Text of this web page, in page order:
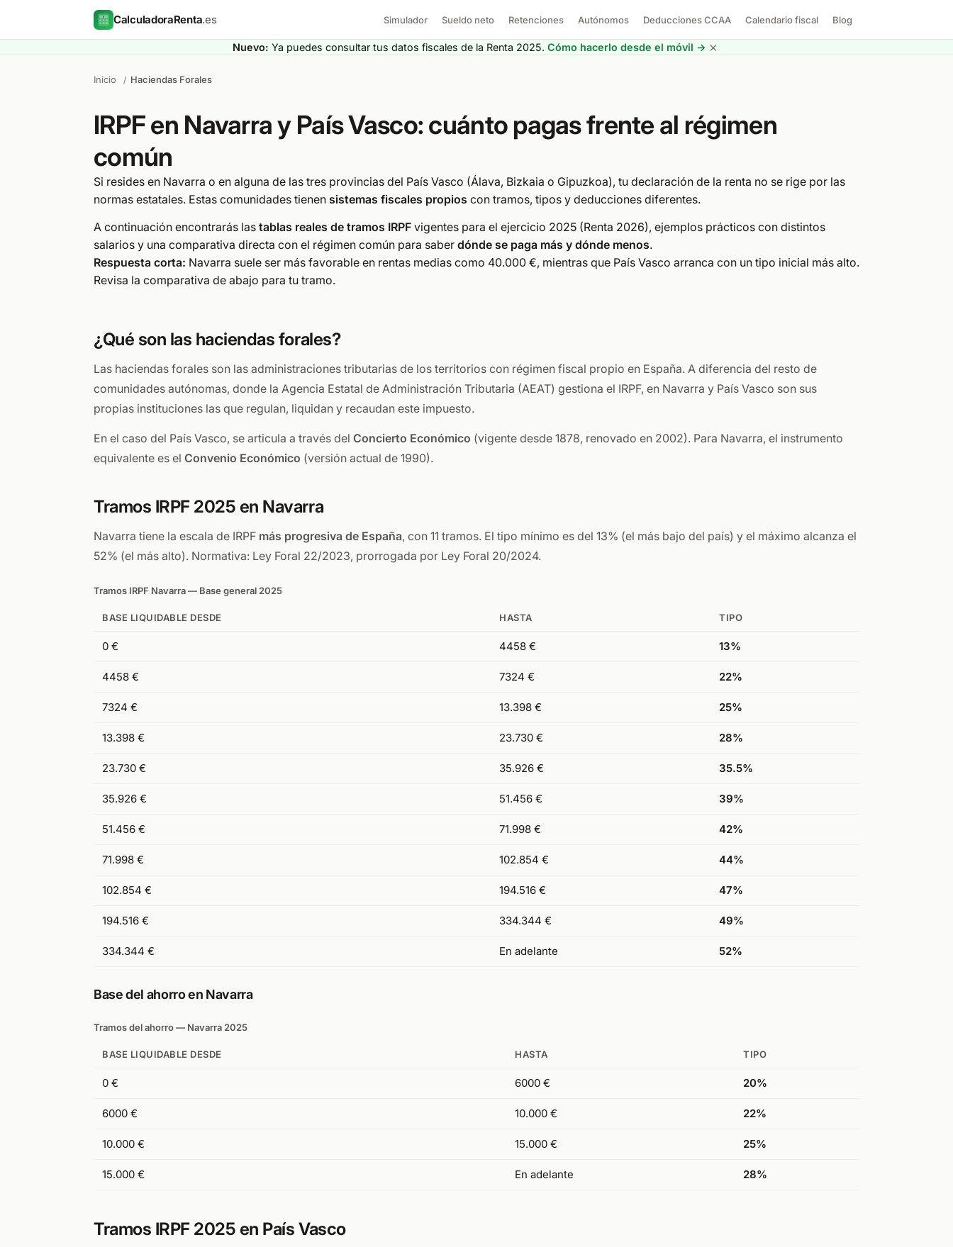
CalculadoraRenta.es Simulador Sueldo neto Retenciones Autónomos Deducciones CCAA Calendario fiscal Blog
Nuevo: Ya puedes consultar tus datos fiscales de la Renta 2025. Cómo hacerlo desde el móvil → ×
Inicio / Haciendas Forales
IRPF en Navarra y País Vasco: cuánto pagas frente al régimen
común
Si resides en Navarra o en alguna de las tres provincias del País Vasco (Álava, Bizkaia o Gipuzkoa), tu declaración de la renta no se rige por las
normas estatales. Estas comunidades tienen sistemas fiscales propios con tramos, tipos y deducciones diferentes.
A continuación encontrarás las tablas reales de tramos IRPF vigentes para el ejercicio 2025 (Renta 2026), ejemplos prácticos con distintos
salarios y una comparativa directa con el régimen común para saber dónde se paga más y dónde menos.
Respuesta corta: Navarra suele ser más favorable en rentas medias como 40.000 €, mientras que País Vasco arranca con un tipo inicial más alto.
Revisa la comparativa de abajo para tu tramo.
¿Qué son las haciendas forales?
Las haciendas forales son las administraciones tributarias de los territorios con régimen fiscal propio en España. A diferencia del resto de
comunidades autónomas, donde la Agencia Estatal de Administración Tributaria (AEAT) gestiona el IRPF, en Navarra y País Vasco son sus
propias instituciones las que regulan, liquidan y recaudan este impuesto.
En el caso del País Vasco, se articula a través del Concierto Económico (vigente desde 1878, renovado en 2002). Para Navarra, el instrumento
equivalente es el Convenio Económico (versión actual de 1990).
Tramos IRPF 2025 en Navarra
Navarra tiene la escala de IRPF más progresiva de España, con 11 tramos. El tipo mínimo es del 13% (el más bajo del país) y el máximo alcanza el
52% (el más alto). Normativa: Ley Foral 22/2023, prorrogada por Ley Foral 20/2024.
Tramos IRPF Navarra — Base general 2025
BASE LIQUIDABLE DESDE HASTA TIPO
0 € 4458 € 13%
4458 € 7324 € 22%
7324 € 13.398 € 25%
13.398 € 23.730 € 28%
23.730 € 35.926 € 35.5%
35.926 € 51.456 € 39%
51.456 € 71.998 € 42%
71.998 € 102.854 € 44%
102.854 € 194.516 € 47%
194.516 € 334.344 € 49%
334.344 € En adelante 52%
Base del ahorro en Navarra
Tramos del ahorro — Navarra 2025
BASE LIQUIDABLE DESDE HASTA TIPO
0 € 6000 € 20%
6000 € 10.000 € 22%
10.000 € 15.000 € 25%
15.000 € En adelante 28%
Tramos IRPF 2025 en País Vasco